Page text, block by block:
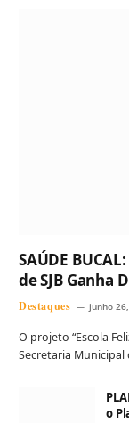
SAÚDE
de SJB Ganha
Destaques junho
O projeto “Escola
Secretaria Municipal
o